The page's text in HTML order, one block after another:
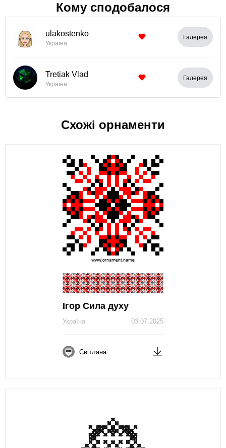
Кому сподобалося
ulakostenko
Україна
Галерея
Tretiak Vlad
Україна
Галерея
Схожі орнаменти
Ігор Сила духу
03.07.2025
Україна
Світлана